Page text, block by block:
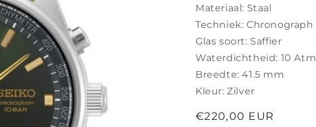
Materiaal: Staal
Techniek: Chronograph
Glas soort: Saffier
Waterdichtheid: 10 Atm
Breedte: 41.5 mm
Kleur: Zilver
Normale
€220,00 EUR